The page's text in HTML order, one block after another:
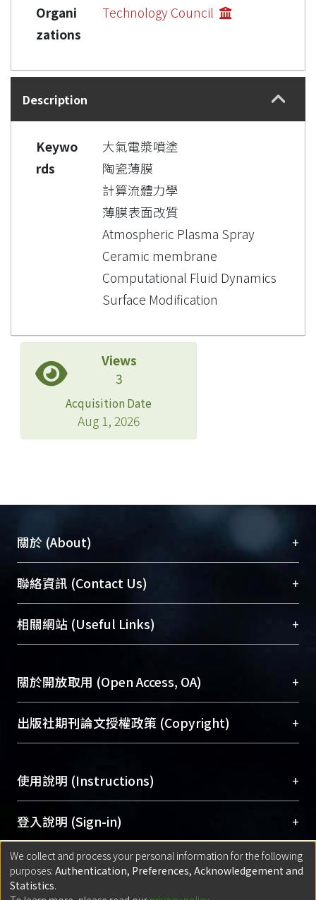
Organi
zations
Technology Council
Description
Keywo
rds
大氣電漿噴塗
陶瓷薄膜
計算流體力學
薄膜表面改質
Atmospheric Plasma Spray
Ceramic membrane
Computational Fluid Dynamics
Surface Modification
Views
3
Acquisition Date
Aug 1, 2026
關於 (About) +
臺大位居世界頂尖大學之列，為永久珍藏及向國際
展現本校豐碩的研究成果及學術能量，圖書館整合
機構典藏（NTUR）與學術庫（AH）不同功能平
台，成為臺大學術典藏NTU scholars。期能整合研
成果。
To permanently archive and promote researcher
profiles and scholarly works, Library integrates the
services of “NTU Repository” with “Academic
聯絡資訊 (Contact Us) +
總館學科館員(Main Library)
醫學圖書館學科館員(Medical Library)
Sciences Library)
相關網站 (Useful Links) +
關於開放取用 (Open Access, OA) +
開放取用是從使用者角度提升資訊取用性的社會運
動，應用在學術研究上是透過將研究著作公開供使
用逐年攀升。同時可加速研究發展、提升研究影響
Archive）平台。 （點選深入了解OA）
出版社期刊論文授權政策 (Copyright) +
含部分內容的版權非匯入者所有，或由第三方贊
助與合作完成，請確認該版權所有者及第三方同
意提供此授權。
Please represent that the submission is your
original work, and that you have the right to
grant the rights to upload.
使用說明 (Instructions) +
網站簡介(Quickstart Guide)
使用手冊(Instruction Manual)
線上預約服務(Booking Service)
登入說明 (Sign-in) +
方案一：臺灣大學計算機中心帳號登入
(With C&INC Email Account)
匯入著作 (Submission) +
We collect and process your personal information for the following
purposes: Authentication, Preferences, Acknowledgement and
Statistics.